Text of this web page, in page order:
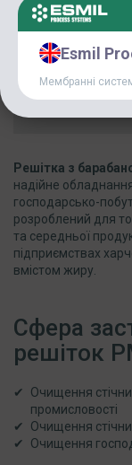
Решітка з
надійне
господарсько-
розроблений для
та середньої
підприємствах
вмістом жиру.
Сфера
решіток
Очищення
промисловості
Очищення
Очищення
Esmil
Мембранні